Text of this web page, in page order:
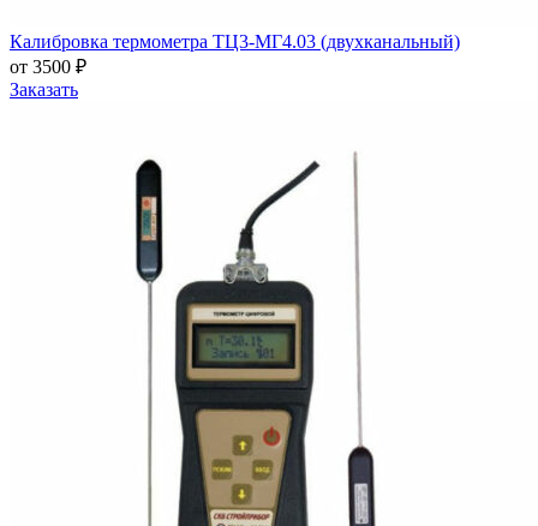
Калибровка термометра ТЦ3-МГ4.03 (двухканальный)
от 3500 ₽
Заказать